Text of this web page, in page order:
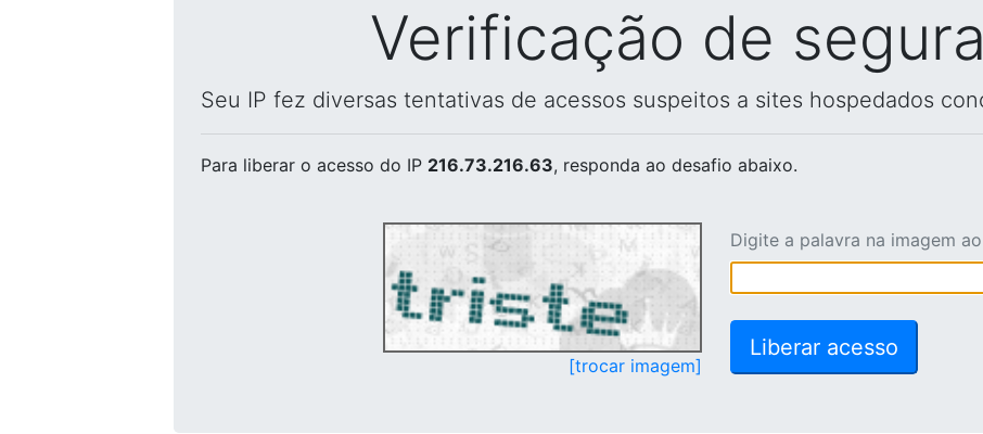
Verificação de
Seu IP fez diversas tentativas de acessos suspeitos a sites hospedados
Para liberar o acesso do IP 216.73.216.63, responda ao desafio abaixo.
[trocar imagem]
Digite a palavra na imagem